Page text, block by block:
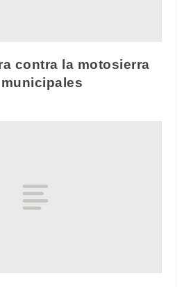
contra la motosierra